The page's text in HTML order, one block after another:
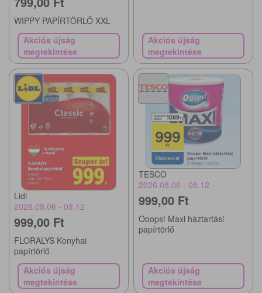
WIPPY PAPÍRTÖRLŐ XXL
Akciós újság
megtekintése
Akciós újság
megtekintése
Lidl
2026.08.06 - 08.12
999,00 Ft
FLORALYS Konyhai
papírtörlő
Akciós újság
megtekintése
TESCO
2026.08.06 - 08.12
999,00 Ft
Ooops! Maxi háztartási
papírtörlő
Akciós újság
megtekintése